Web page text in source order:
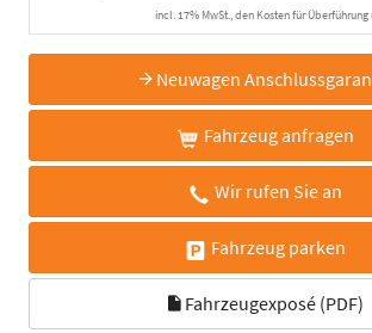
incl. 17% MwSt., den Kosten für
Neuwagen
Fahrzeug anfragen
Wir rufen Sie an
Fahrzeug parken
Fahrzeugexposé (PDF)